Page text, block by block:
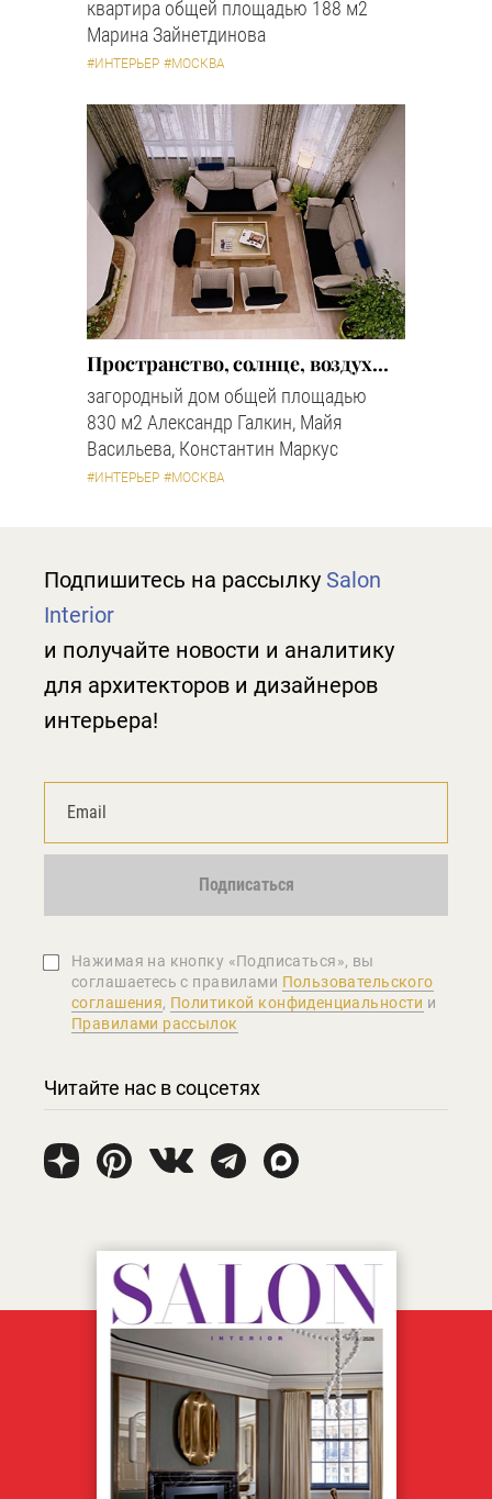
квартира общей площадью 188 м2
Марина Зайнетдинова
#ИНТЕРЬЕР #МОСКВА
Пространство, солнце, воздух...
загородный дом общей площадью
830 м2 Александр Галкин, Майя
Васильева, Константин Маркус
#ИНТЕРЬЕР #МОСКВА
Подпишитесь на рассылку Salon
Interior
и получайте новости и аналитику
для архитекторов и дизайнеров
интерьера!
Подписаться
Нажимая на кнопку «Подписаться», вы
соглашаетеcь с правилами Пользовательского
соглашения, Политикой конфиденциальности и
Правилами рассылок
Читайте нас в соцсетях